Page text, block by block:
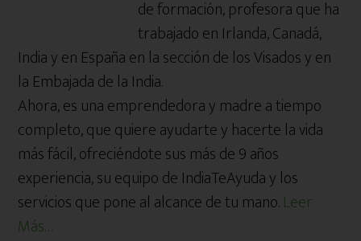
de formación, profesora que ha
trabajado en Irlanda, Canadá,
India y en España en la sección de los Visados y en
la Embajada de la India.
Ahora, es una emprendedora y madre a tiempo
completo, que quiere ayudarte y hacerte la vida
más fácil, ofreciéndote sus más de 9 años
experiencia, su equipo de IndiaTeAyuda y los
servicios que pone al alcance de tu mano.Leer
Más…